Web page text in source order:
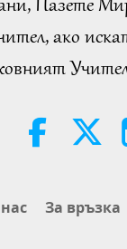
Пазете
ако
За връзка